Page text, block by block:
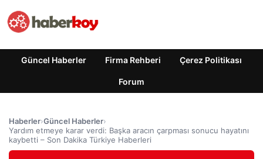
Güncel Haberler Firma Rehberi Çerez Politikası
Forum
Haberler›Güncel Haberler›
Yardım etmeye karar verdi: Başka aracın çarpması sonucu hayatını
kaybetti – Son Dakika Türkiye Haberleri